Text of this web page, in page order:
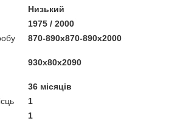
Низький
1975 / 2000
870-890х870-890х2000
930х80х2090
36 місяців
1
1